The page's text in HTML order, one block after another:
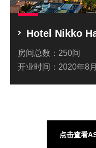
Hotel Nikko
房间总数： 250间
开业时间： 2020年8月
点击查看